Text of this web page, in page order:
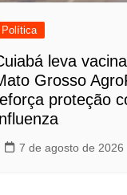
Política
leva
Grosso
proteção
7 de agosto de 2026